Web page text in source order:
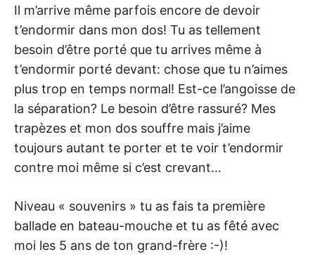
Il m’arrive même parfois encore de devoir
t’endormir dans mon dos! Tu as tellement
besoin d’être porté que tu arrives même à
t’endormir porté devant: chose que tu n’aimes
plus trop en temps normal! Est-ce l’angoisse de
la séparation? Le besoin d’être rassuré? Mes
trapèzes et mon dos souffre mais j’aime
toujours autant te porter et te voir t’endormir
contre moi même si c’est crevant…
Niveau « souvenirs » tu as fais ta première
ballade en bateau-mouche et tu as fêté avec
moi les 5 ans de ton grand-frère :-)!